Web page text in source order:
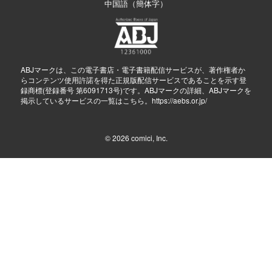
中国語（簡体字）
ABJマークは、この電子書店・電子書籍配信サービスが、著作権者か
らコンテンツ使用許諾を得た正規版配信サービスであることを示す登
録商標(登録番号 第6091713号)です。ABJマークの詳細、ABJマークを
掲示しているサービスの一覧はこちら。 https://aebs.or.jp/
© 2026 comici, Inc.